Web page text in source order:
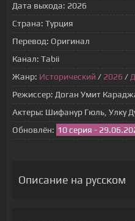
Дата выхода: 2026
Страна: Турция
Перевод: Оригинал
Канал: Tabii
Жанр: Исторический / 2026 /
Режиссер: Доган Умит
Актеры: Шифанур Гюль, Улку
Обновлён: 10 серия -
Описание на русском